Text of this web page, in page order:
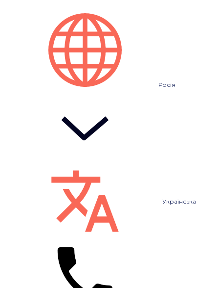
Росія
Українська